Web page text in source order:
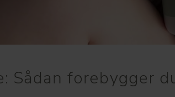
Sådan forebygger